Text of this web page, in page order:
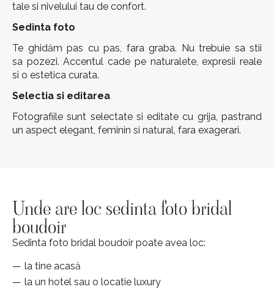
tale si nivelului tau de confort.
Sedinta foto
Te ghidăm pas cu pas, fara graba. Nu trebuie sa stii
sa pozezi. Accentul cade pe naturalete, expresii reale
si o estetica curata.
Selectia si editarea
Fotografiile sunt selectate si editate cu grija, pastrand
un aspect elegant, feminin si natural, fara exagerari.
Unde are loc sedinta foto bridal
boudoir
Sedinta foto bridal boudoir poate avea loc:
la tine acasă
la un hotel sau o locatie luxury